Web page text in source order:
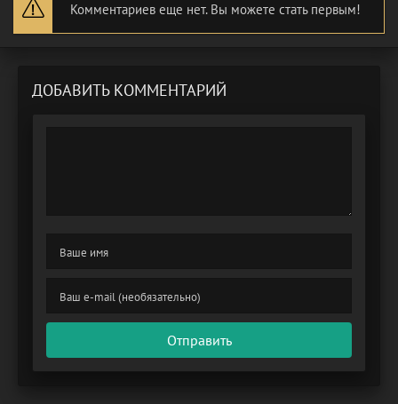
Комментариев еще нет. Вы можете стать первым!
ДОБАВИТЬ КОММЕНТАРИЙ
Отправить